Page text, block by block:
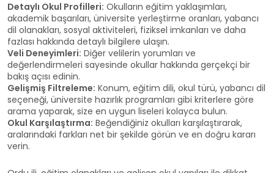
Detaylı Okul Profilleri: Okulların eğitim yaklaşımları,
akademik başarıları, üniversite yerleştirme oranları, yabancı
dil olanakları, sosyal aktiviteleri, fiziksel imkanları ve daha
fazlası hakkında detaylı bilgilere ulaşın.
Veli Deneyimleri: Diğer velilerin yorumları ve
değerlendirmeleri sayesinde okullar hakkında gerçekçi bir
bakış açısı edinin.
Gelişmiş Filtreleme: Konum, eğitim dili, okul türü, yabancı dil
seçeneği, üniversite hazırlık programları gibi kriterlere göre
arama yaparak, size en uygun liseleri kolayca bulun.
Okul Karşılaştırma: Beğendiğiniz okulları karşılaştırarak,
aralarındaki farkları net bir şekilde görün ve en doğru kararı
verin.